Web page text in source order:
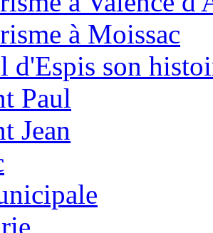
à Moissac
d'Espis son
Paul
Jean